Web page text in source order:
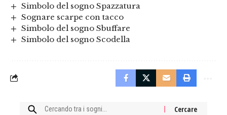
Simbolo del sogno Spazzatura
Sognare scarpe con tacco
Simbolo del sogno Sbuffare
Simbolo del sogno Scodella
Cercare: